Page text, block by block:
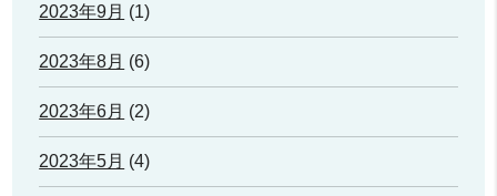
2023年9月 (1)
2023年8月 (6)
2023年6月 (2)
2023年5月 (4)